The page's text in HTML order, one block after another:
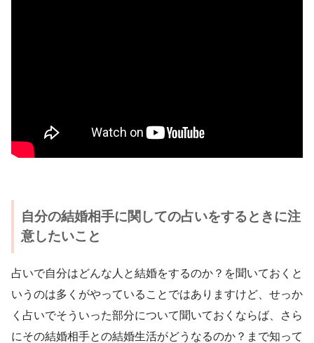
自分の結婚相手に関しての占いをするときに注
意したいこと
占いで自分はどんな人と結婚をするのか？を聞いておくと
いうのは多くがやっていることではありますけど、せっか
く占いでそういった部分について聞いておくならば、さら
にその結婚相手との結婚生活がどうなるのか？まで知って